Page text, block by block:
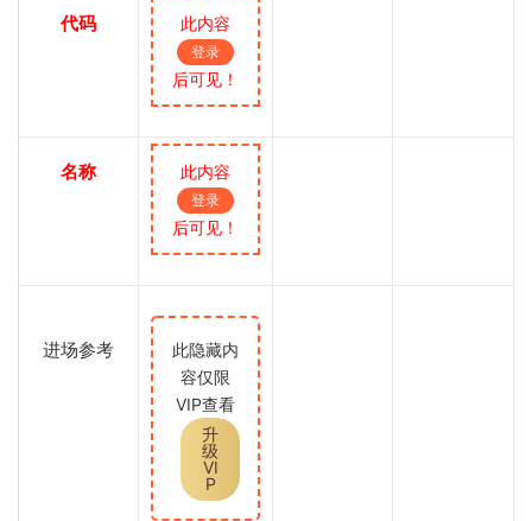
代码 此内容
登录
后可见！
名称 此内容
登录
后可见！
进场参考
此隐藏内
容仅限
VIP查看
升
级
VI
P